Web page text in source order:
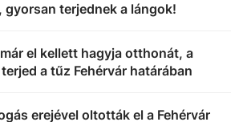
gyorsan terjednek a lángok!
el kellett hagyja otthonát, a
a tűz Fehérvár határában
erejével oltották el a Fehérvár